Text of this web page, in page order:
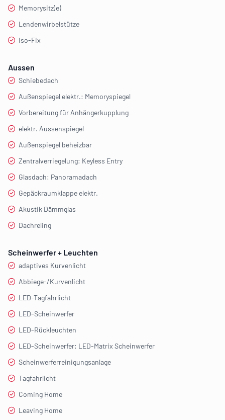
Memorysitz(e)
Lendenwirbelstütze
Iso-Fix
Aussen
Schiebedach
Außenspiegel elektr.: Memoryspiegel
Vorbereitung für Anhängerkupplung
elektr. Aussenspiegel
Außenspiegel beheizbar
Zentralverriegelung: Keyless Entry
Glasdach: Panoramadach
Gepäckraumklappe elektr.
Akustik Dämmglas
Dachreling
Scheinwerfer + Leuchten
adaptives Kurvenlicht
Abbiege-/Kurvenlicht
LED-Tagfahrlicht
LED-Scheinwerfer
LED-Rückleuchten
LED-Scheinwerfer: LED-Matrix Scheinwerfer
Scheinwerferreinigungsanlage
Tagfahrlicht
Coming Home
Leaving Home